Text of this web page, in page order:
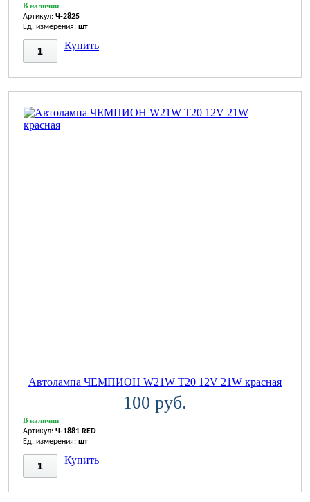
В наличии
Артикул: Ч-2825
Ед. измерения: шт
Купить
Автолампа ЧЕМПИОН W21W T20 12V 21W красная
100 руб.
В наличии
Артикул: Ч-1881 RED
Ед. измерения: шт
Купить